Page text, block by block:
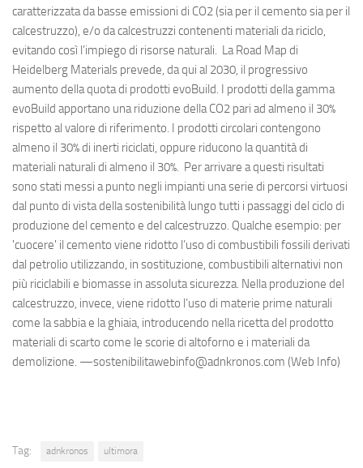
caratterizzata da basse emissioni di CO2 (sia per il cemento sia per il
calcestruzzo), e/o da calcestruzzi contenenti materiali da riciclo,
evitando così l’impiego di risorse naturali. La Road Map di
Heidelberg Materials prevede, da qui al 2030, il progressivo
aumento della quota di prodotti evoBuild. I prodotti della gamma
evoBuild apportano una riduzione della CO2 pari ad almeno il 30%
rispetto al valore di riferimento. I prodotti circolari contengono
almeno il 30% di inerti riciclati, oppure riducono la quantità di
materiali naturali di almeno il 30%. Per arrivare a questi risultati
sono stati messi a punto negli impianti una serie di percorsi virtuosi
dal punto di vista della sostenibilità lungo tutti i passaggi del ciclo di
produzione del cemento e del calcestruzzo. Qualche esempio: per
'cuocere' il cemento viene ridotto l’uso di combustibili fossili derivati
dal petrolio utilizzando, in sostituzione, combustibili alternativi non
più riciclabili e biomasse in assoluta sicurezza. Nella produzione del
calcestruzzo, invece, viene ridotto l’uso di materie prime naturali
come la sabbia e la ghiaia, introducendo nella ricetta del prodotto
materiali di scarto come le scorie di altoforno e i materiali da
demolizione. —sostenibilitawebinfo@adnkronos.com (Web Info)
Tag: adnkronos ultimora